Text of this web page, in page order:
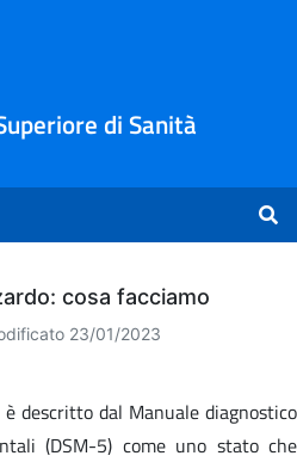
di Sanità
cosa facciamo
23/01/2023
è descritto dal Manuale diagnostico
(DSM-5) come uno stato che